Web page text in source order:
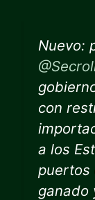
Nuevo:
con
a los
puertos
ganado